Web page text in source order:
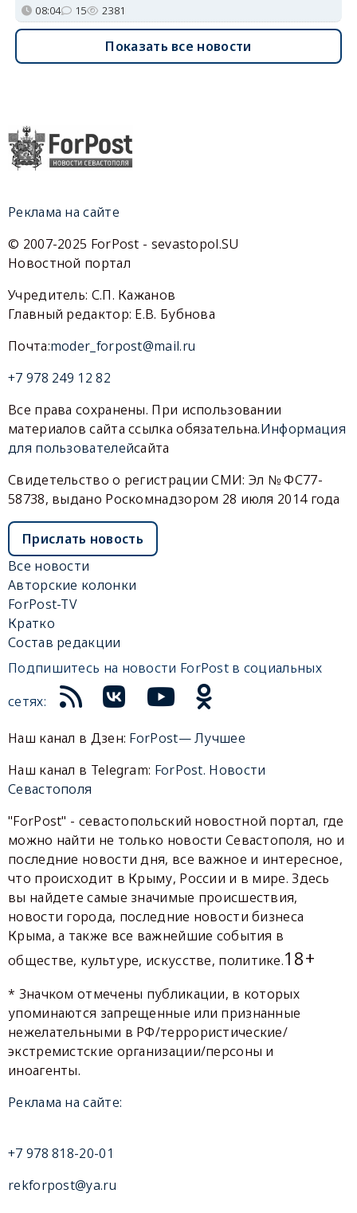
08:04 15 2381
Показать все новости
Реклама на сайте
© 2007-2025 ForPost - sevastopol.SU
Новостной портал
Учредитель: С.П. Кажанов
Главный редактор: Е.В. Бубнова
Почта:moder_forpost@mail.ru
+7 978 249 12 82
Все права сохранены. При использовании
материалов сайта ссылка обязательна.Информация
для пользователейсайта
Свидетельство о регистрации СМИ: Эл № ФС77-
58738, выдано Роскомнадзором 28 июля 2014 года
Прислать новость
Все новости
Авторские колонки
ForPost-TV
Кратко
Состав редакции
Подпишитесь на новости ForPost в социальных
сетях:
Наш канал в Дзен: ForPost— Лучшее
Наш канал в Telegram: ForPost. Новости
Севастополя
"ForPost" - севастопольский новостной портал, где
можно найти не только новости Севастополя, но и
последние новости дня, все важное и интересное,
что происходит в Крыму, России и в мире. Здесь
вы найдете самые значимые происшествия,
новости города, последние новости бизнеса
Крыма, а также все важнейшие события в
обществе, культуре, искусстве, политике.18+
* Значком отмечены публикации, в которых
упоминаются запрещенные или признанные
нежелательными в РФ/террористические/
экстремистские организации/персоны и
иноагенты.
Реклама на сайте:
+7 978 818-20-01
rekforpost@ya.ru